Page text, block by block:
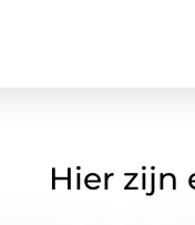
Hier zijn